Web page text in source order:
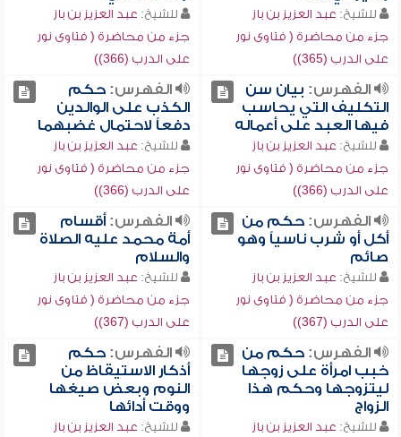
للشيخ: عبد العزيز بن باز
جزء من محاضرة ( فتاوى نور
على الدرب (365))
للشيخ: عبد العزيز بن باز
جزء من محاضرة ( فتاوى نور
على الدرب (366))
الفهرس: بيان سن
التكليف التي يحاسب
فيها العبد على أعماله
للشيخ: عبد العزيز بن باز
جزء من محاضرة ( فتاوى نور
على الدرب (366))
الفهرس:حكم
الكذب على الوالدين
دفعاً لاحتمال غضبهما
للشيخ: عبد العزيز بن باز
جزء من محاضرة ( فتاوى نور
على الدرب (366))
الفهرس:حكم من
أكل أو شرب ناسياً وهو
صائم
للشيخ: عبد العزيز بن باز
جزء من محاضرة ( فتاوى نور
على الدرب (367))
الفهرس:أقسام
أمة محمد عليه الصلاة
والسلام
للشيخ: عبد العزيز بن باز
جزء من محاضرة ( فتاوى نور
على الدرب (367))
الفهرس:حكم من
خبب امرأة على زوجها
ليتزوجها وحكم هذا
الزواج
للشيخ: عبد العزيز بن باز
الفهرس:حكم
أذكار الاستيقاظ من
النوم وبعض صيغها
ووقت أدائها
للشيخ: عبد العزيز بن باز